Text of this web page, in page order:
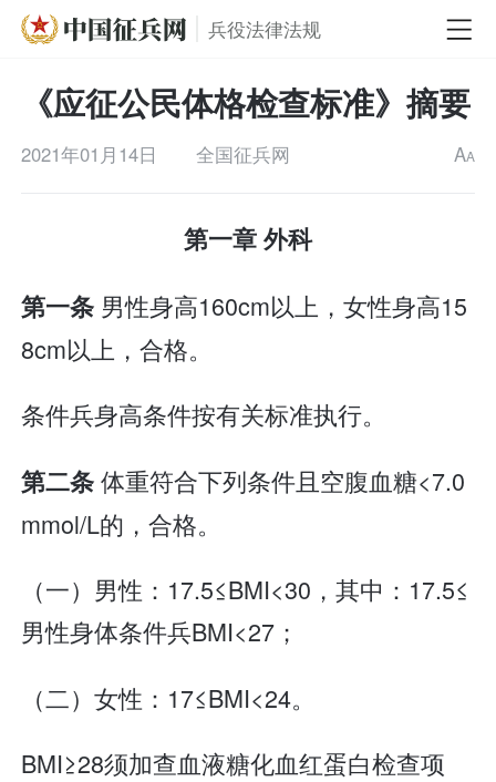
兵役法律法规
《应征公民体格检查标准》摘要
2021年01月14日 全国征兵网 AA
第一章 外科
第一条 男性身高160cm以上，女性身高15
8cm以上，合格。
条件兵身高条件按有关标准执行。
第二条体重符合下列条件且空腹血糖<7.0
mmol/L的，合格。
（一）男性：17.5≤BMI<30，其中：17.5≤
男性身体条件兵BMI<27；
（二）女性：17≤BMI<24。
BMI≥28须加查血液糖化血红蛋白检查项